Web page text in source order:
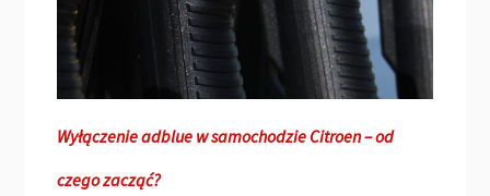
Wyłączenie adblue w samochodzie Citroen – od
czego zacząć?